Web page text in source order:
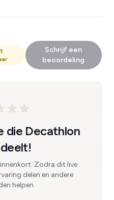
Schrijf een
beoordeling
die Decathlon
Zodra dit live
delen en andere
helpen.